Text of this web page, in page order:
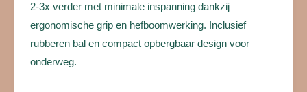
2-3x verder met minimale inspanning dankzij
ergonomische grip en hefboomwerking. Inclusief
rubberen bal en compact opbergbaar design voor
onderweg.